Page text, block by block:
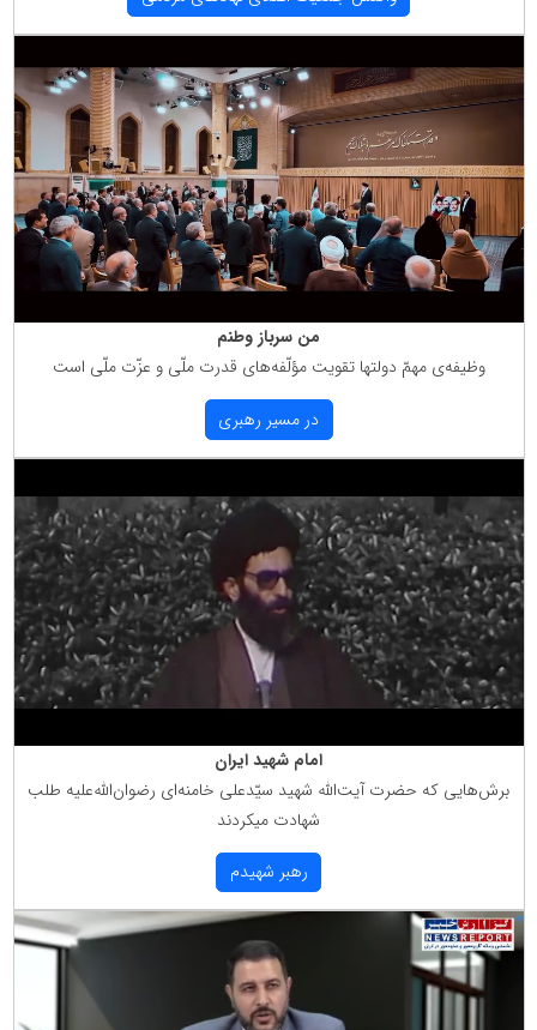
من سرباز وطنم
وظیفه‌ی مهمّ دولتها تقویت مؤلّفه‌های قدرت ملّی و عزّت ملّی است
در مسیر رهبری
امام شهید ایران
برش‌هایی كه حضرت آیت‌الله شهید سیّدعلی خامنه‌ای رضوان‌الله‌علیه طلب
شهادت میكردند
رهبر شهیدم